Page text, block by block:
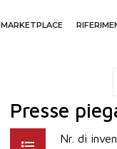
MARKETPLACE
Presse
Nr. di